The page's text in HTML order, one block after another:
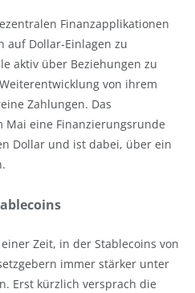
Finanzapplikationen
auf Dollar-Einlagen zu
aktiv über Beziehungen zu
von ihrem
Zahlungen. Das
eine Finanzierungsrunde
Dollar und ist dabei, über ein
Zeit, in der Stablecoins von
immer stärker unter
Erst kürzlich versprach die